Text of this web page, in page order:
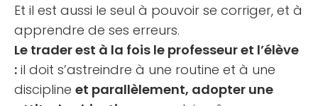
Et il est aussi le seul à pouvoir se corriger, et à
apprendre de ses erreurs.
Le trader est à la fois le professeur et l’élève
: il doit s’astreindre à une routine et à une
discipline et parallèlement, adopter une